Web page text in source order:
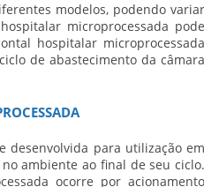
modelos, podendo variar
microprocessada pode
hospitalar microprocessada
de abastecimento da câmara
desenvolvida para utilização em
ambiente ao final de seu ciclo.
ocorre por acionamento